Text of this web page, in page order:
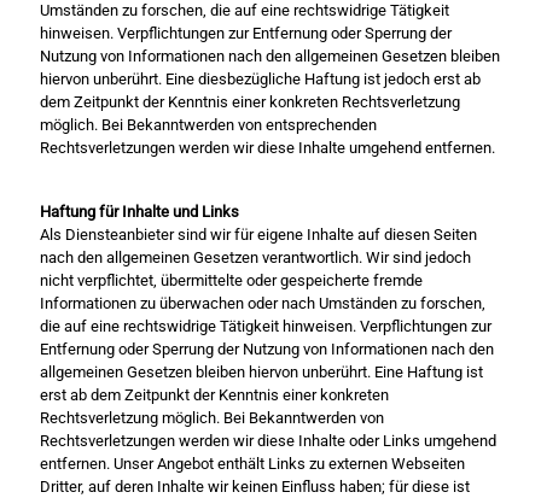
Umständen zu forschen, die auf eine rechtswidrige Tätigkeit
hinweisen. Verpflichtungen zur Entfernung oder Sperrung der
Nutzung von Informationen nach den allgemeinen Gesetzen bleiben
hiervon unberührt. Eine diesbezügliche Haftung ist jedoch erst ab
dem Zeitpunkt der Kenntnis einer konkreten Rechtsverletzung
möglich. Bei Bekanntwerden von entsprechenden
Rechtsverletzungen werden wir diese Inhalte umgehend entfernen.
Haftung für Inhalte und Links
Als Diensteanbieter sind wir für eigene Inhalte auf diesen Seiten
nach den allgemeinen Gesetzen verantwortlich. Wir sind jedoch
nicht verpflichtet, übermittelte oder gespeicherte fremde
Informationen zu überwachen oder nach Umständen zu forschen,
die auf eine rechtswidrige Tätigkeit hinweisen. Verpflichtungen zur
Entfernung oder Sperrung der Nutzung von Informationen nach den
allgemeinen Gesetzen bleiben hiervon unberührt. Eine Haftung ist
erst ab dem Zeitpunkt der Kenntnis einer konkreten
Rechtsverletzung möglich. Bei Bekanntwerden von
Rechtsverletzungen werden wir diese Inhalte oder Links umgehend
entfernen. Unser Angebot enthält Links zu externen Webseiten
Dritter, auf deren Inhalte wir keinen Einfluss haben; für diese ist